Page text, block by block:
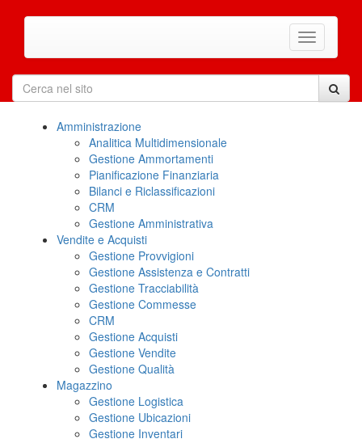
Amministrazione
Analitica Multidimensionale
Gestione Ammortamenti
Pianificazione Finanziaria
Bilanci e Riclassificazioni
CRM
Gestione Amministrativa
Vendite e Acquisti
Gestione Provvigioni
Gestione Assistenza e Contratti
Gestione Tracciabilità
Gestione Commesse
CRM
Gestione Acquisti
Gestione Vendite
Gestione Qualità
Magazzino
Gestione Logistica
Gestione Ubicazioni
Gestione Inventari